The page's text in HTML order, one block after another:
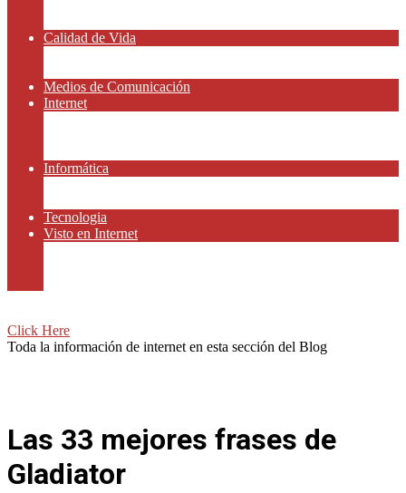
Calidad de Vida
Medios de Comunicación
Internet
Informática
Tecnologia
Visto en Internet
Click Here
Toda la información de internet en esta sección del Blog
Las 33 mejores frases de
Gladiator